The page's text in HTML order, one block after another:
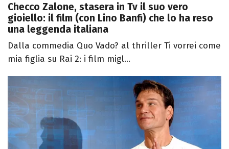
Checco Zalone, stasera in Tv il suo vero
gioiello: il film (con Lino Banfi) che lo ha reso
una leggenda italiana
Dalla commedia Quo Vado? al thriller Ti vorrei come
mia figlia su Rai 2: i film migl...